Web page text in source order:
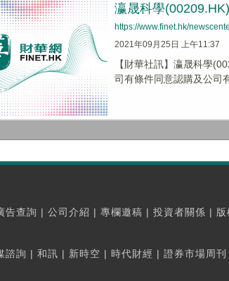
瀛晟科學
https://www.finet.hk/
2021年09月25日 上午11:37
【財華社訊】瀛晟科學
司有條件同意認購及公司
告查詢 | 公司介紹 | 專欄邀稿 | 投資者關係 |
諮詢 | 和訊 | 新時空 | 時代財經 | 證券市場周刊